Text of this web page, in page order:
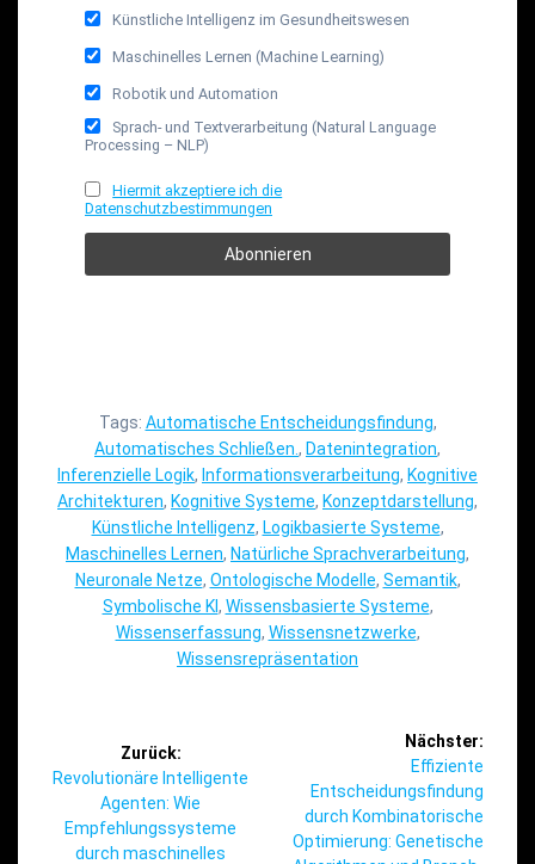
Künstliche Intelligenz im Gesundheitswesen
Maschinelles Lernen (Machine Learning)
Robotik und Automation
Sprach- und Textverarbeitung (Natural Language
Processing – NLP)
Hiermit akzeptiere ich die
Datenschutzbestimmungen
Tags: Automatische Entscheidungsfindung,
Automatisches Schließen. , Datenintegration,
Inferenzielle Logik, Informationsverarbeitung, Kognitive
Architekturen, Kognitive Systeme, Konzeptdarstellung,
Künstliche Intelligenz, Logikbasierte Systeme,
Maschinelles Lernen, Natürliche Sprachverarbeitung,
Neuronale Netze, Ontologische Modelle, Semantik,
Symbolische KI, Wissensbasierte Systeme,
Wissenserfassung, Wissensnetzwerke,
Wissensrepräsentation
Zurück:
Vorheriger
Beitrag:
Revolutionäre Intelligente
Agenten: Wie
Empfehlungssysteme
durch maschinelles
Nächster:
Nächster
Beitrag:
Effiziente
Entscheidungsfindung
durch Kombinatorische
Optimierung: Genetische